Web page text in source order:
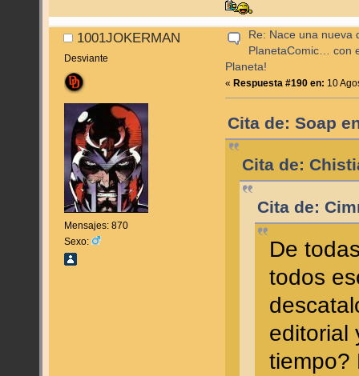
1001JOKERMAN
Desviante
Mensajes: 870
Sexo:
Re: Nace una nueva
PlanetaComic… con
Planeta!
«Respuesta #190 en: 10
Cita de: Soap
Cita de:
Cita de:
De
todos
editorial
tiempo?